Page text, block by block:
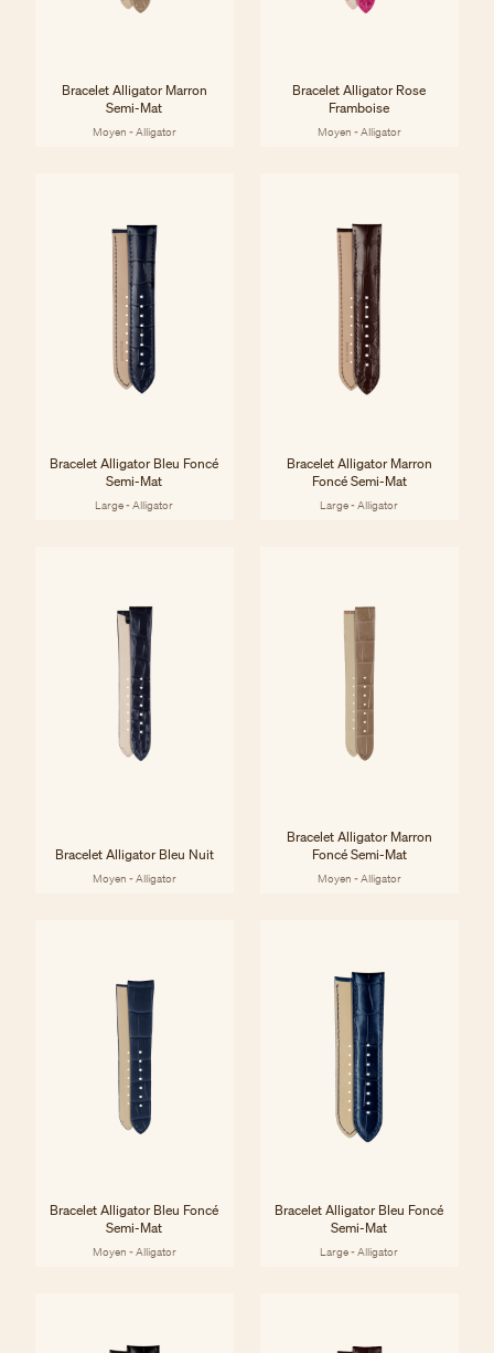
Bracelet Alligator Marron
Semi-Mat
Moyen - Alligator
Bracelet Alligator Rose
Framboise
Moyen - Alligator
Bracelet Alligator Bleu Foncé
Semi-Mat
Large - Alligator
Bracelet Alligator Marron
Foncé Semi-Mat
Large - Alligator
Bracelet Alligator Bleu Nuit
Moyen - Alligator
Bracelet Alligator Marron
Foncé Semi-Mat
Moyen - Alligator
Bracelet Alligator Bleu Foncé
Semi-Mat
Moyen - Alligator
Bracelet Alligator Bleu Foncé
Semi-Mat
Large - Alligator